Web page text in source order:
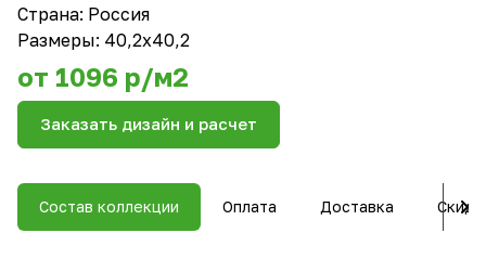
Страна: Россия
Размеры: 40,2х40,2
от 1096 р/м2
Заказать дизайн и расчет
Состав коллекции Оплата Доставка